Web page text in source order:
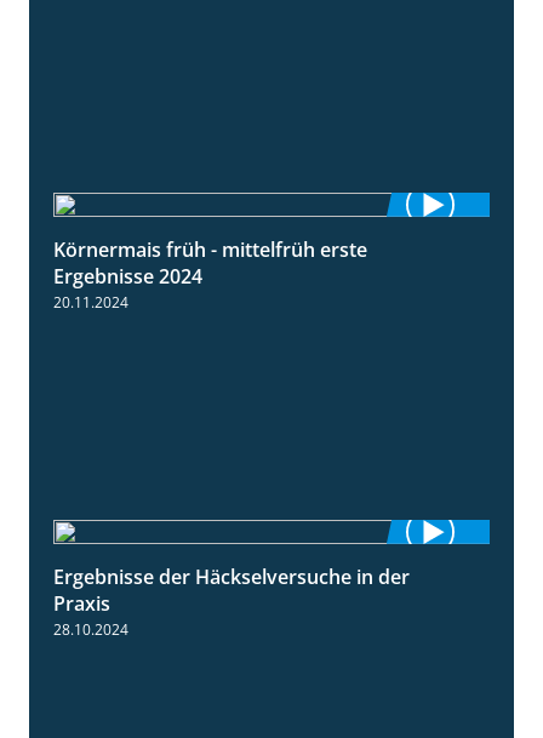
Körnermais früh - mittelfrüh erste
Ergebnisse 2024
20.11.2024
Ergebnisse der Häckselversuche in der
Praxis
28.10.2024